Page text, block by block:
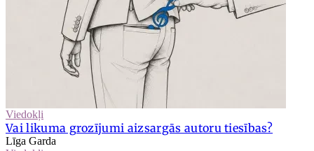
Viedokļi
Vai likuma grozījumi aizsargās autoru tiesības?
Līga Garda